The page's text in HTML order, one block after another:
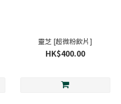
靈芝 [超微粉飲片]
HK$400.00